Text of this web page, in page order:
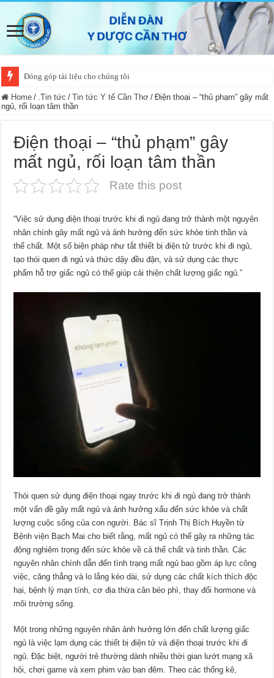
Đóng góp tài liệu cho chúng tôi
Home / .Tin tức / Tin tức Y tế Cần Thơ / Điện thoại – “thủ phạm” gây mất
ngủ, rối loạn tâm thần
Điện thoại – “thủ phạm” gây
mất ngủ, rối loạn tâm thần
Rate this post
“Việc sử dụng điện thoại trước khi đi ngủ đang trở thành một nguyên
nhân chính gây mất ngủ và ảnh hưởng đến sức khỏe tinh thần và
thể chất. Một số biện pháp như tắt thiết bị điện tử trước khi đi ngủ,
tạo thói quen đi ngủ và thức dậy đều đặn, và sử dụng các thực
phẩm hỗ trợ giấc ngủ có thể giúp cải thiện chất lượng giấc ngủ.”
Thói quen sử dụng điện thoại ngay trước khi đi ngủ đang trở thành
một vấn đề gây mất ngủ và ảnh hưởng xấu đến sức khỏe và chất
lượng cuộc sống của con người. Bác sĩ Trịnh Thị Bích Huyền từ
Bệnh viện Bạch Mai cho biết rằng, mất ngủ có thể gây ra những tác
động nghiêm trọng đến sức khỏe về cả thể chất và tinh thần. Các
nguyên nhân chính dẫn đến tình trạng mất ngủ bao gồm áp lực công
việc, căng thẳng và lo lắng kéo dài, sử dụng các chất kích thích độc
hại, bệnh lý mạn tính, cơ địa thừa cân béo phì, thay đổi hormone và
môi trường sống.
Một trong những nguyên nhân ảnh hưởng lớn đến chất lượng giấc
ngủ là việc lạm dụng các thiết bị điện tử và điện thoại trước khi đi
ngủ. Đặc biệt, người trẻ thường dành nhiều thời gian lướt mạng xã
hội, chơi game và xem phim vào ban đêm. Theo các thống kê,